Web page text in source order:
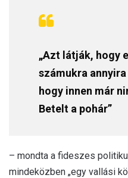
„Azt látják, hogy
számukra
hogy innen már
Betelt a pohár”
– mondta a fideszes
mindeközben „egy vallási